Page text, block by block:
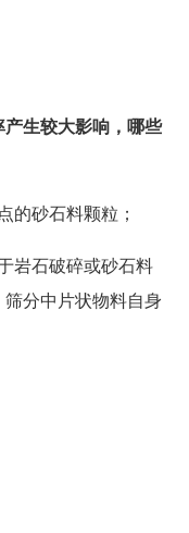
产生较大影响，哪些
的砂石料颗粒；
岩石破碎或砂石料
分中片状物料自身